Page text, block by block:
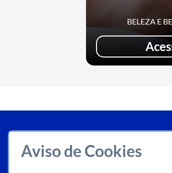
BELEZA E
Aviso de Cookies